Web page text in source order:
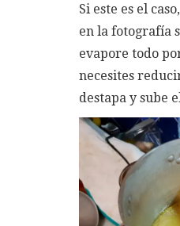
Si este es el
en la fotografía
evapore todo
necesites
destapa y sube